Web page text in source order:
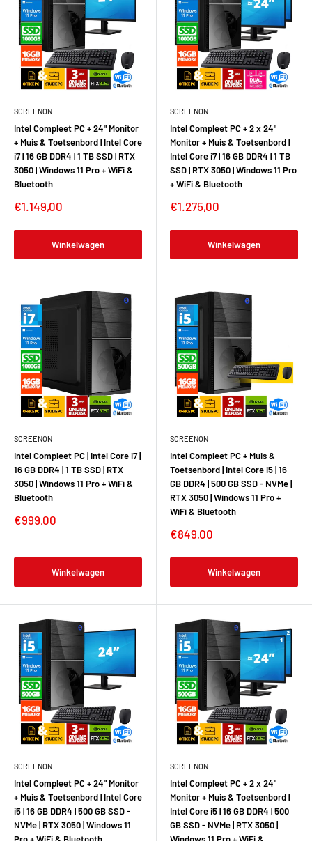
SCREENON
Intel Compleet PC + 24" Monitor
+ Muis & Toetsenbord | Intel Core
i7 | 16 GB DDR4 | 1 TB SSD | RTX
3050 | Windows 11 Pro + WiFi &
Bluetooth
€1.149,00
Winkelwagen
SCREENON
Intel Compleet PC + 2 x 24"
Monitor + Muis & Toetsenbord |
Intel Core i7 | 16 GB DDR4 | 1 TB
SSD | RTX 3050 | Windows 11 Pro
+ WiFi & Bluetooth
€1.275,00
Winkelwagen
SCREENON
Intel Compleet PC | Intel Core i7 |
16 GB DDR4 | 1 TB SSD | RTX
3050 | Windows 11 Pro + WiFi &
Bluetooth
€999,00
Winkelwagen
SCREENON
Intel Compleet PC + Muis &
Toetsenbord | Intel Core i5 | 16
GB DDR4 | 500 GB SSD - NVMe |
RTX 3050 | Windows 11 Pro +
WiFi & Bluetooth
€849,00
Winkelwagen
SCREENON
Intel Compleet PC + 24" Monitor
+ Muis & Toetsenbord | Intel Core
i5 | 16 GB DDR4 | 500 GB SSD -
NVMe | RTX 3050 | Windows 11
SCREENON
Intel Compleet PC + 2 x 24"
Monitor + Muis & Toetsenbord |
Intel Core i5 | 16 GB DDR4 | 500
GB SSD - NVMe | RTX 3050 |